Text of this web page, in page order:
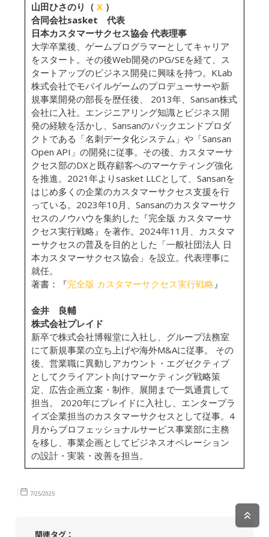
山田ひさのり（ X ）
合同会社sasket 代表
日本カスタマーサクセス協会 代表理事
大学卒業後、ゲームプログラマーとしてキャリア
をスタート。その後Web開発のPG/SEを経て、ス
タートアップのビジネス開発に興味を持つ。KLab
株式会社でモバイルゲームのプロデューサーや新
規事業開発の部長を歴任後、 2013年、Sansan株式
会社に入社。エンジニアリング知識とビジネス開
発の経験を活かし、Sansanのバックエンドプロダ
クトである「名刺データ化システム」や「Sansan
Open API」の開発に従事。その後、カスタマーサ
クセス部のDXと既存顧客へのマーケティング強化
を推進。2021年よりsasket LLCとして、Sansanを
はじめ多くの企業のカスタマーサクセス支援を行
っている。2023年10月、Sansanのカスタマーサク
セスのノウハウを集約した『完全版 カスタマーサ
クセス実行戦略』を著作。2024年11月、カスタマ
ーサクセスの普及を目的とした「一般社団法人 日
本カスタマーサクセス協会」を設立。代表理事に
就任。
著書：『完全版 カスタマーサクセス実行戦略』
金井 良輔
株式会社プレイド
新卒で株式会社博報堂に入社し、グループ法務室
にて新規事業の立ち上げや海外M&Aに従事。 その
後、営業職に異動しアカウント・エグゼクティブ
としてクライアント向けマーケティング戦略策
定、広告企画立案・制作、展開まで一気通貫して
担当。 2020年にプレイドに入社し、エンタープラ
イズ企業担当のカスタマーサクセスとして従事。4
月からプロフェッショナルサービス事業部に主務
を移し、事業企画としてビジネスオペレーション
の設計・実装・改善を担当。
7/25/2025
関連タグ：